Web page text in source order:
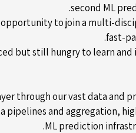
second ML
opportunity to join a multi-
fast-
but still hungry to learn and
through our vast data and
pipelines and aggregation,
ML prediction